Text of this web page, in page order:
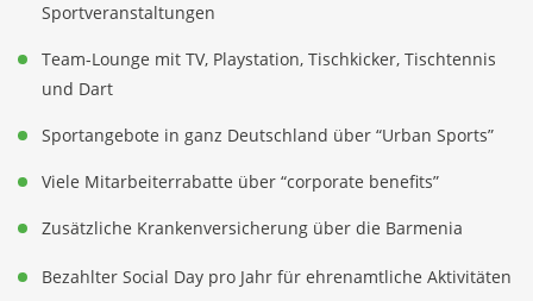
Sportveranstaltungen
Team-Lounge mit TV, Playstation, Tischkicker, Tischtennis
und Dart
Sportangebote in ganz Deutschland über “Urban Sports”
Viele Mitarbeiterrabatte über “corporate benefits”
Zusätzliche Krankenversicherung über die Barmenia
Bezahlter Social Day pro Jahr für ehrenamtliche Aktivitäten